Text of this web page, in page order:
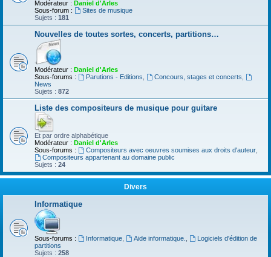
Modérateur : Daniel d'Arles
Sous-forum :
Sites de musique
Sujets : 181
Nouvelles de toutes sortes, concerts, partitions…
Modérateur : Daniel d'Arles
Sous-forums :
Parutions - Editions Concours, stages et concerts
News
Sujets : 872
Liste des compositeurs de musique pour guitare
Et par ordre alphabétique
Modérateur : Daniel d'Arles
Sous-forums :
Compositeurs avec oeuvres soumises aux droits d'auteur,
Compositeurs appartenant au domaine public
Sujets : 24
Divers
Informatique
Sous-forums : Informatique, Aide informatique.
Logiciels d'édition de
partitions
Sujets : 258